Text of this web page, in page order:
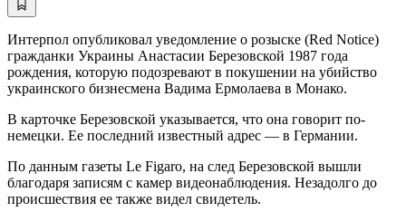
Интерпол опубликовал уведомление о розыске (Red Notice)
гражданки Украины Анастасии Березовской 1987 года
рождения, которую подозревают в покушении на убийство
украинского бизнесмена Вадима Ермолаева в Монако.
В карточке Березовской указывается, что она говорит по-
немецки. Ее последний известный адрес — в Германии.
По данным газеты Le Figaro, на след Березовской вышли
благодаря записям с камер видеонаблюдения. Незадолго до
происшествия ее также видел свидетель.